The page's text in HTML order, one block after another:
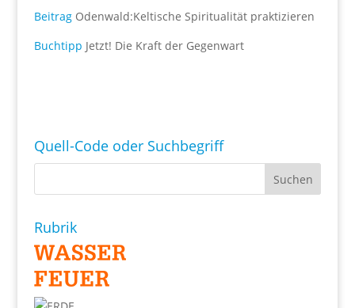
BeitragOdenwald:Keltische Spiritualität praktizieren
Buchtipp Jetzt! Die Kraft der Gegenwart
Quell-Code oder Suchbegriff
Rubrik